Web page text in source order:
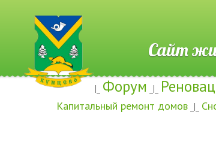
Сайт
|_ Форум _|_
Капитальный ремонт домов _|_